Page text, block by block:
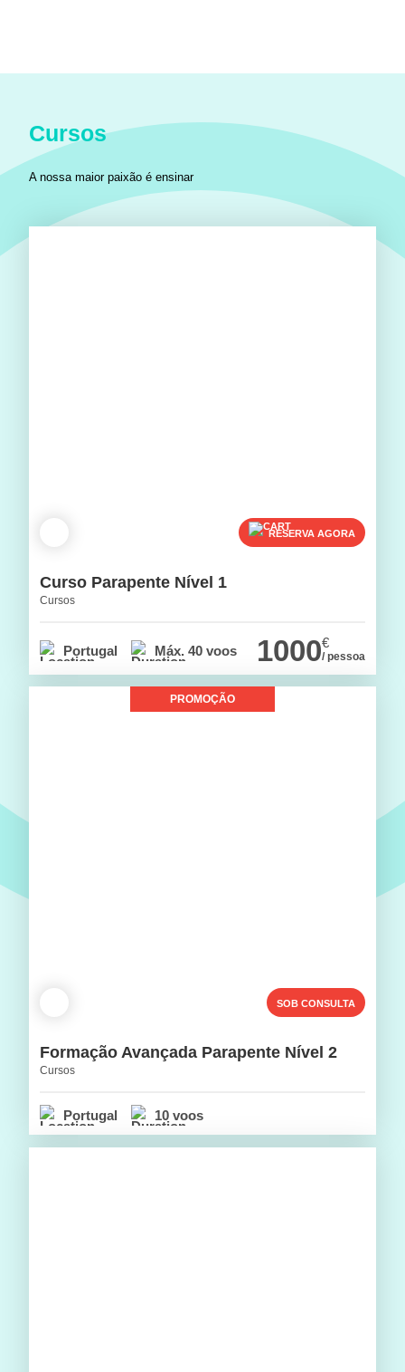
Cursos
A nossa maior paixão é ensinar
RESERVA AGORA
Curso Parapente Nível 1
Cursos
Portugal Máx. 40 voos 1000€
/ pessoa
PROMOÇÃO
SOB CONSULTA
Formação Avançada Parapente Nível 2
Cursos
Portugal 10 voos